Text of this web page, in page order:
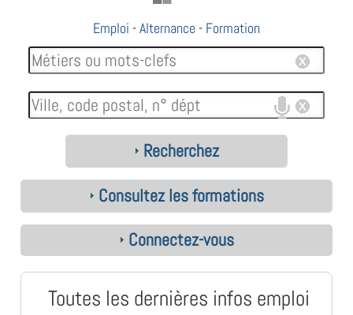
Emploi -Alternance - Formation
Recherchez
Consultez les formations
Connectez-vous
Toutes les dernières infos emploi